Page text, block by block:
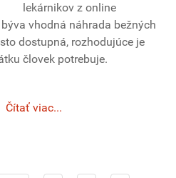
lekárnikov z online
vhodná náhrada bežných
dostupná, rozhodujúce je
človek potrebuje.
Čítať viac...